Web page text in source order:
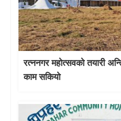
रत्ननगर महोत्सवको तयारी
काम सकियो